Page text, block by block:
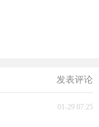
发表评论
01-29 07:25